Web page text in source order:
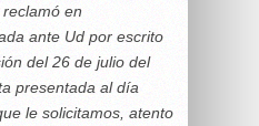
en
ante Ud por escrito
del 26 de julio del
presentada al día
le solicitamos, atento